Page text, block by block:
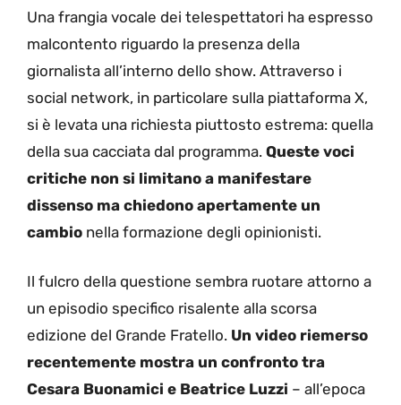
Una frangia vocale dei telespettatori ha espresso
malcontento riguardo la presenza della
giornalista all’interno dello show. Attraverso i
social network, in particolare sulla piattaforma X,
si è levata una richiesta piuttosto estrema: quella
della sua cacciata dal programma. Queste voci
critiche non si limitano a manifestare
dissenso ma chiedono apertamente un
cambio nella formazione degli opinionisti.
Il fulcro della questione sembra ruotare attorno a
un episodio specifico risalente alla scorsa
edizione del Grande Fratello. Un video riemerso
recentemente mostra un confronto tra
Cesara Buonamici e Beatrice Luzzi – all’epoca